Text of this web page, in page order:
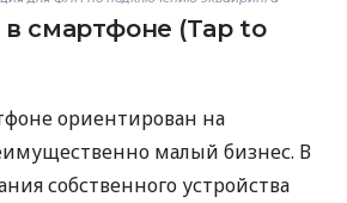
смартфоне (Tap to
ориентирован на
малый бизнес. В
собственного устройства